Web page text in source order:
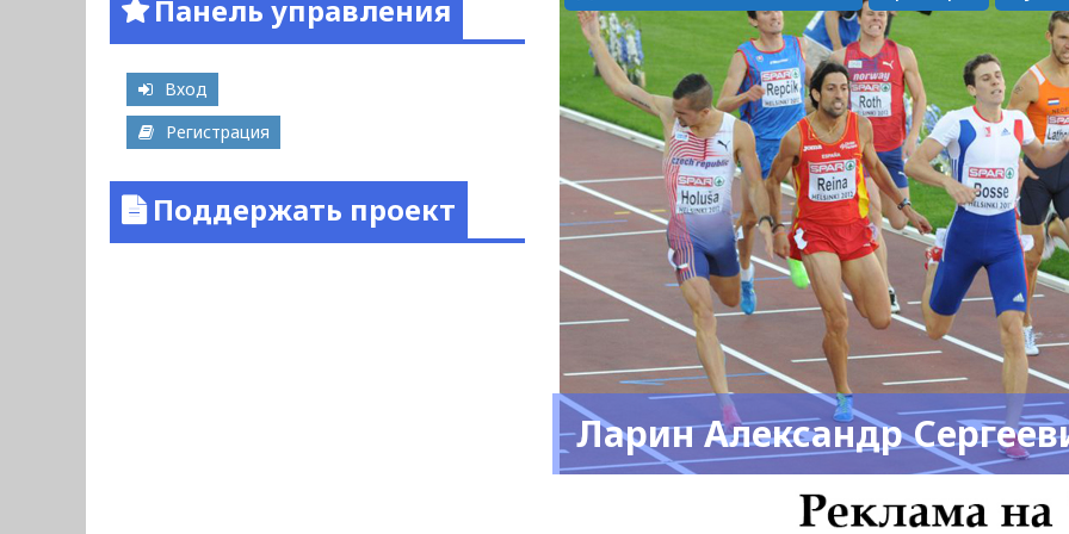
Ларин Александр
Панель управления
Вход
Регистрация
Поддержать проект